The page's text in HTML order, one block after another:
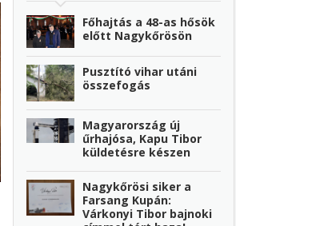
Főhajtás a 48-as hősök
előtt Nagykőrösön
Pusztító vihar utáni
összefogás
Magyarország új
űrhajósa, Kapu Tibor
küldetésre készen
Nagykőrösi siker a
Farsang Kupán:
Várkonyi Tibor bajnoki